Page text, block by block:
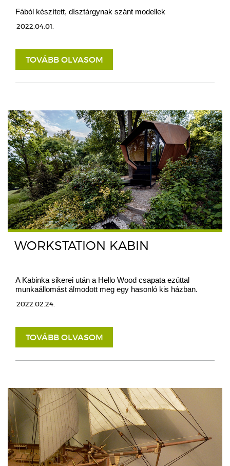
Fából készített, dísztárgynak szánt modellek
2022.04.01.
TOVÁBB OLVASOM
WORKSTATION KABIN
A Kabinka sikerei után a Hello Wood csapata ezúttal
munkaállomást álmodott meg egy hasonló kis házban.
2022.02.24.
TOVÁBB OLVASOM